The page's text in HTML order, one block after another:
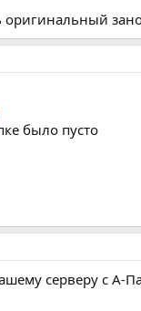
оригинальный
было пусто
серверу с А-